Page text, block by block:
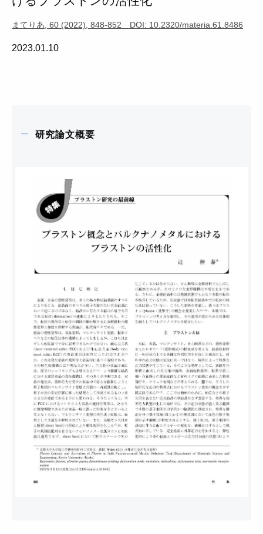
まてりあ, 60 (2022), 848-852 DOI: 10.2320/materia.61.8486
2023.01.10
研究論文概要